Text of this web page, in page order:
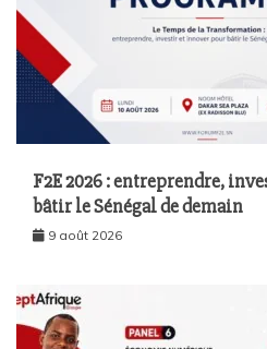
F2E 2026 : entreprendre,
bâtir le Sénégal de demain
9 août 2026